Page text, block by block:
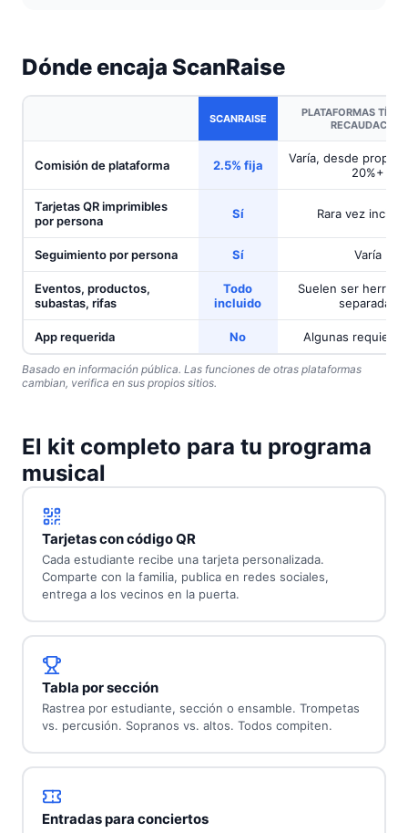
Dónde encaja ScanRaise
SCANRAISE
PLATAFORMAS
RECAUDACIÓN
Comisión de plataforma 2.5% fija
Varía, desde
20%+
Tarjetas QR imprimibles
por persona
Sí Rara vez
Seguimiento por persona Sí Varía
Eventos, productos,
subastas, rifas
Todo
incluido
Suelen ser
separadas
App requerida No Algunas
Basado en información pública. Las funciones de otras plataformas
cambian, verifica en sus propios sitios.
El kit completo para tu programa
musical
Tarjetas con código QR
Cada estudiante recibe una tarjeta personalizada.
Comparte con la familia, publica en redes sociales,
entrega a los vecinos en la puerta.
Tabla por sección
Rastrea por estudiante, sección o ensamble. Trompetas
vs. percusión. Sopranos vs. altos. Todos compiten.
Entradas para conciertos